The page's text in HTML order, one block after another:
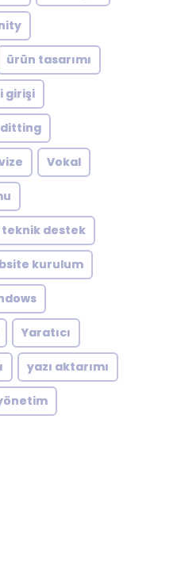
ürün tasarımı
girişi
Vokal
teknik destek
kurulum
Yaratıcı
yazı aktarımı